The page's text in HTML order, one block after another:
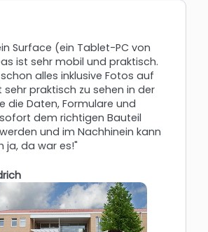
Surface (ein Tablet-PC von
ist sehr mobil und praktisch.
alles inklusive Fotos auf
sehr praktisch zu sehen in der
die Daten, Formulare und
dem richtigen Bauteil
und im Nachhinein kann
ja, da war es!"